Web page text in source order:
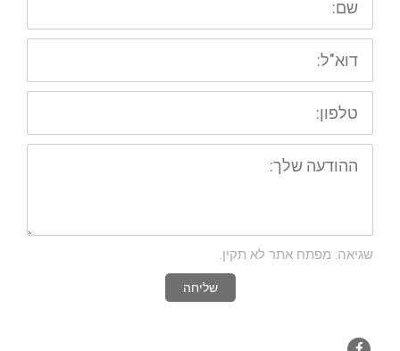
דוא"ל:
טלפון:
ההודעה
שלך:
שגיאה: מפתח אתר לא תקין.
שליחה